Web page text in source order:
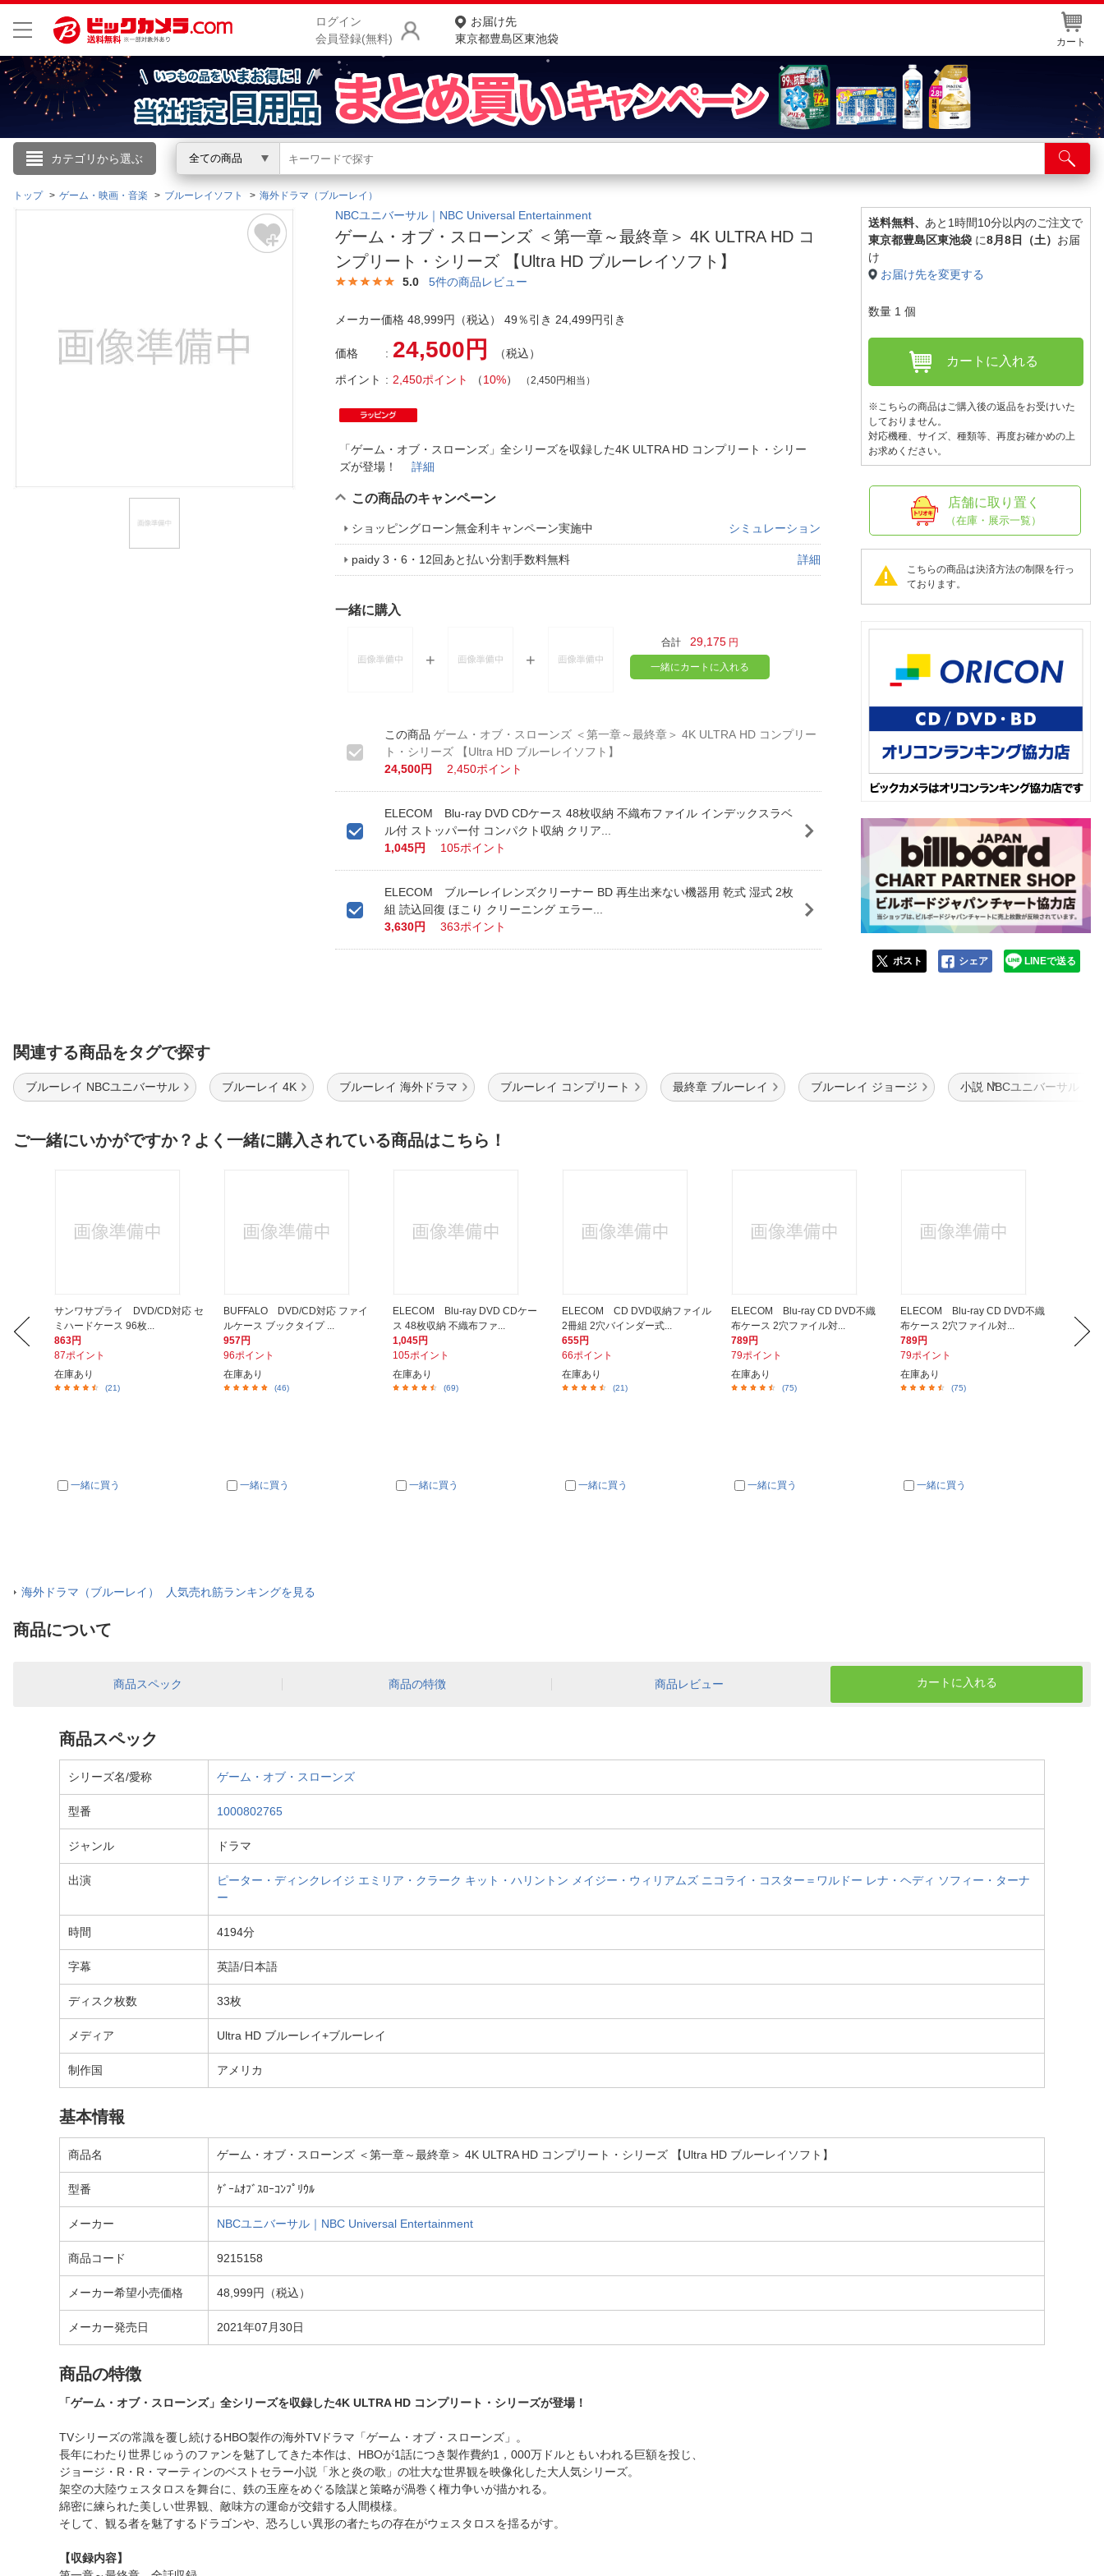
ログイン
会員登録(無料)
お届け先
東京都豊島区東池袋
カート
カテゴリから選ぶ 全ての商品
こんにちは
ログイン
閲覧履歴
商品をさがす
ランキングからさがす
カテゴリ一覧からさがす
ご利用ガイド
よくある質問・お問合せ
店舗サービス
ネット取り置き
店舗情報・店舗一覧
トップ ゲーム・映画・音楽 ブルーレイソフト 海外ドラマ（ブルーレイ）
NBCユニバーサル｜NBC Universal Entertainment
ゲーム・オブ・スローンズ ＜第一章～最終章＞ 4K ULTRA HD コ
ンプリート・シリーズ 【Ultra HD ブルーレイソフト】
5.0 5件の商品レビュー
メーカー価格 48,999円（税込） 49％引き 24,499円引き
価格 24,500円
（税込）
ポイント
2,450ポイント （10%） （2,450円相当）
「ゲーム・オブ・スローンズ」全シリーズを収録した4K ULTRA HD コンプリート・シリー
ズが登場！詳細
この商品のキャンペーン
ショッピングローン無金利キャンペーン実施中 シミュレーション
paidy 3・6・12回あと払い分割手数料無料 詳細
一緒に購入
合計 29,175 円
一緒にカートに入れる
ゲーム・オブ・スローンズ ＜第一章～最終章＞ 4K ULTRA HD コンプリー
ト・シリーズ 【Ultra HD ブルーレイソフト】
24,500円
2,450ポイント
ELECOM Blu-ray DVD CDケース 48枚収納 不織布ファイル インデックスラベ
ル付 ストッパー付 コンパクト収納 クリア...
1,045円
105ポイント
ELECOM ブルーレイレンズクリーナー BD 再生出来ない機器用 乾式 湿式 2枚
組 読込回復 ほこり クリーニング エラー...
3,630円
363ポイント
送料無料、 あと1時間10分以内のご注文で
東京都豊島区東池袋 に8月8日（土） お届
け
お届け先を変更する
数量 1 個
カートに入れる
※こちらの商品はご購入後の返品をお受けいた
しておりません。
対応機種、サイズ、種類等、再度お確かめの上
お求めください。
店舗に取り置く
（在庫・展示一覧）
こちらの商品は決済方法の制限を行っ
ております。
ポスト シェア LINEで送る
関連する商品をタグで探す
ブルーレイ NBCユニバーサル ブルーレイ 4K ブルーレイ 海外ドラマ ブルーレイ コンプリート 最終章 ブルーレイ ブルーレイ ジョージ 小説 NBCユニバーサル
ご一緒にいかがですか？よく一緒に購入されている商品はこちら！
サンワサプライ DVD/CD対応 セ
ミハードケース 96枚...
863円
87ポイント
在庫あり
(21)
一緒に買う
BUFFALO DVD/CD対応 ファイ
ルケース ブックタイプ ...
957円
96ポイント
在庫あり
(46)
一緒に買う
ELECOM Blu-ray DVD CDケー
ス 48枚収納 不織布ファ...
1,045円
105ポイント
在庫あり
(69)
一緒に買う
ELECOM CD DVD収納ファイル
2冊組 2穴バインダー式...
655円
66ポイント
在庫あり
(21)
一緒に買う
ELECOM Blu-ray CD DVD不織
布ケース 2穴ファイル対...
789円
79ポイント
在庫あり
(75)
一緒に買う
ELECOM Blu-ray CD DVD不織
布ケース 2穴ファイル対...
789円
79ポイント
在庫あり
(75)
一緒に買う
D対応
800円
海外ドラマ（ブルーレイ） 人気売れ筋ランキングを見る
商品について
カートに入れる
商品スペック 商品の特徴 商品レビュー
商品スペック
シリーズ名/愛称 ゲーム・オブ・スローンズ
型番 1000802765
ジャンル ドラマ
出演 ピーター・ディンクレイジ エミリア・クラーク キット・ハリントン メイジー・ウィリアムズ ニコライ・コスター＝ワルドー レナ・ヘディ ソフィー・ターナ
ー
時間 4194分
字幕 英語/日本語
ディスク枚数 33枚
メディア Ultra HD ブルーレイ+ブルーレイ
制作国 アメリカ
基本情報
商品名 ゲーム・オブ・スローンズ ＜第一章～最終章＞ 4K ULTRA HD コンプリート・シリーズ 【Ultra HD ブルーレイソフト】
型番 ｹﾞｰﾑｵﾌﾞｽﾛｰｺﾝﾌﾟﾘｳﾙ
メーカー NBCユニバーサル｜NBC Universal Entertainment
商品コード 9215158
メーカー希望小売価格 48,999円（税込）
メーカー発売日 2021年07月30日
商品の特徴
「ゲーム・オブ・スローンズ」全シリーズを収録した4K ULTRA HD コンプリート・シリーズが登場！
TVシリーズの常識を覆し続けるHBO製作の海外TVドラマ「ゲーム・オブ・スローンズ」。
長年にわたり世界じゅうのファンを魅了してきた本作は、HBOが1話につき製作費約1，000万ドルともいわれる巨額を投じ、
ジョージ・R・R・マーティンのベストセラー小説「氷と炎の歌」の壮大な世界観を映像化した大人気シリーズ。
架空の大陸ウェスタロスを舞台に、鉄の玉座をめぐる陰謀と策略が渦巻く権力争いが描かれる。
綿密に練られた美しい世界観、敵味方の運命が交錯する人間模様。
そして、観る者を魅了するドラゴンや、恐ろしい異形の者たちの存在がウェスタロスを揺るがす。
【収録内容】